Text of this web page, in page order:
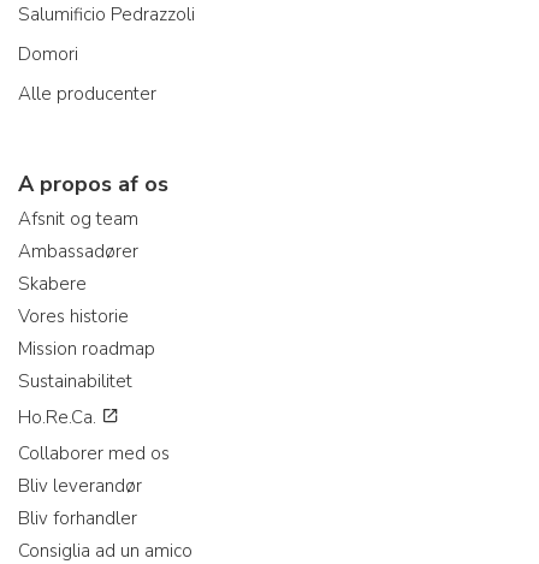
Salumificio Pedrazzoli
Domori
Alle producenter
A propos af os
Afsnit og team
Ambassadører
Skabere
Vores historie
Mission roadmap
Sustainabilitet
Ho.Re.Ca.
Collaborer med os
Bliv leverandør
Bliv forhandler
Consiglia ad un amico